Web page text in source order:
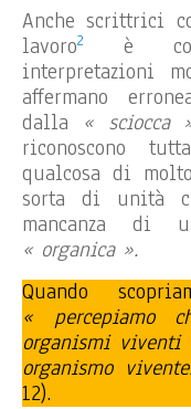
Anche scrittrici
lavoro2
è
interpretazioni
affermano
dalla « sciocca
riconoscono
qualcosa di
sorta di unità
mancanza di
« organica ».
Quando
« percepiamo
organismi viventi
organismo
12).